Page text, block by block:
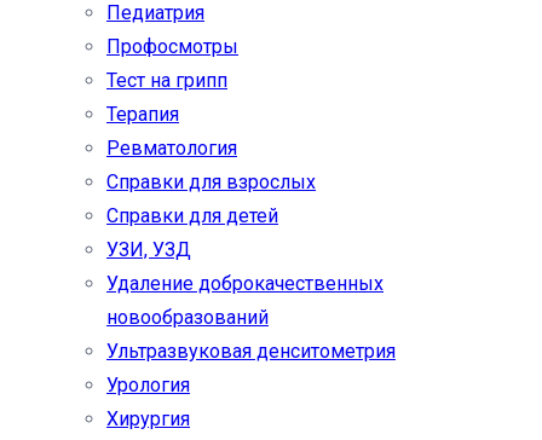
Педиатрия
Профосмотры
Тест на грипп
Терапия
Ревматология
Справки для взрослых
Справки для детей
УЗИ, УЗД
Удаление доброкачественных
новообразований
Ультразвуковая денситометрия
Урология
Хирургия